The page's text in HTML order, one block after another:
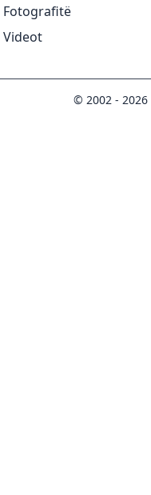
Fotografitë
Videot
© 2002 - 2026